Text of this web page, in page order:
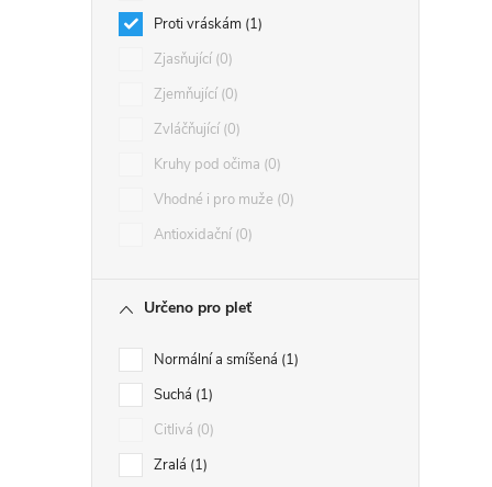
Proti vráskám 1
Zjasňující 0
Zjemňující 0
Zvláčňující 0
Kruhy pod očima 0
Vhodné i pro muže 0
Antioxidační 0
Určeno pro pleť
Normální a smíšená 1
Suchá 1
Citlivá 0
Zralá 1